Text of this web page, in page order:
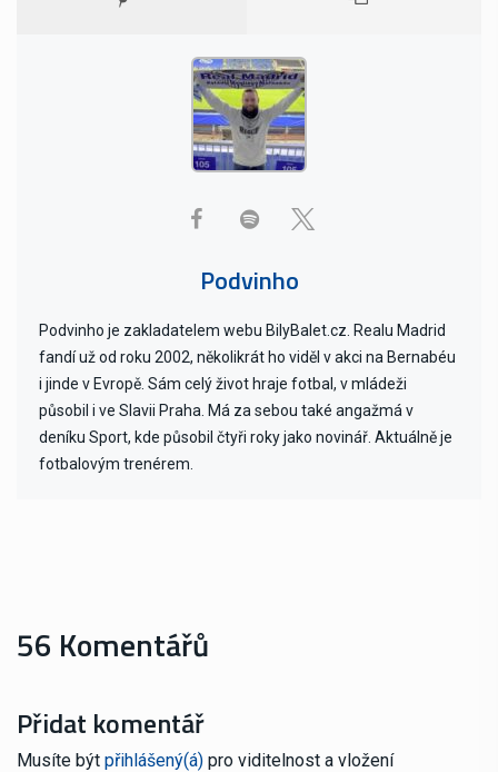
Podvinho
Podvinho je zakladatelem webu BilyBalet.cz. Realu Madrid
fandí už od roku 2002, několikrát ho viděl v akci na Bernabéu
i jinde v Evropě. Sám celý život hraje fotbal, v mládeži
působil i ve Slavii Praha. Má za sebou také angažmá v
deníku Sport, kde působil čtyři roky jako novinář. Aktuálně je
fotbalovým trenérem.
56 Komentářů
Přidat komentář
Musíte být přihlášený(á) pro viditelnost a vložení